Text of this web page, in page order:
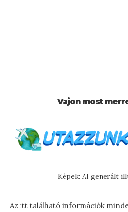
Vajon most
Képek: AI generált
Az itt található információk